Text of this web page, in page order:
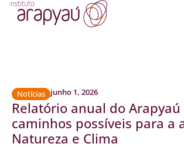
Notícias junho 1, 2026
Relatório anual do
caminhos possíveis para a
Natureza e Clima